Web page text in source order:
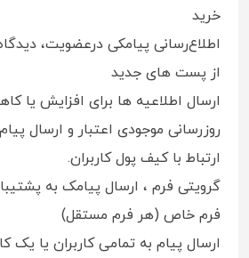
خرید
اطلاع‌رسانی پیامکی درعضویت،
از پست‌ های جدید
ارسال اطلاعیه ها برای افزایش یا
روزرسانی موجودی اعتبار و ارسال
ارتباط با کیف پول کاربران.
گرویتی فرم ، ارسال پیامک به
فرم خاص (هر فرم مستقل)
ارسال پیام به تمامی کاربران یا یک